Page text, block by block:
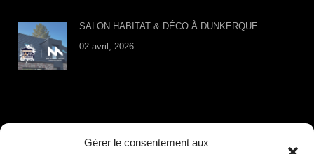
Gérer le consentement aux
SALON HABITAT & DÉCO À DUNKERQUE
02 avril, 2026
LIENS UTILES